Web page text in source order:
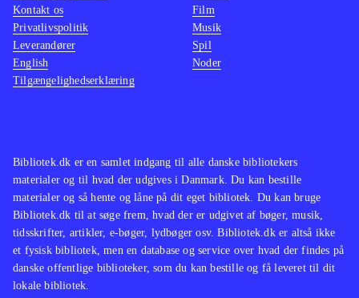
Bibliotek.dk er en samlet indgang til alle danske bibliotekers
materialer og til hvad der udgives i Danmark. Du kan bestille
materialer og så hente og låne på dit eget bibliotek. Du kan bruge
Bibliotek.dk til at søge frem, hvad der er udgivet af bøger, musik,
tidsskrifter, artikler, e-bøger, lydbøger osv. Bibliotek.dk er altså ikke
et fysisk bibliotek, men en database og service over hvad der findes på
danske offentlige biblioteker, som du kan bestille og få leveret til dit
lokale bibliotek.
Kontakt os
Privatlivspolitik
Leverandører
English
Tilgængelighedserklæring
Film
Musik
Spil
Noder